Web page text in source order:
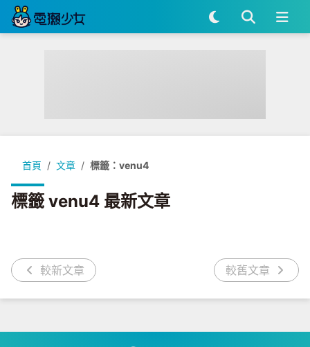
首頁 文章 標籤：venu4
標籤 venu4 最新文章
較新文章 較舊文章